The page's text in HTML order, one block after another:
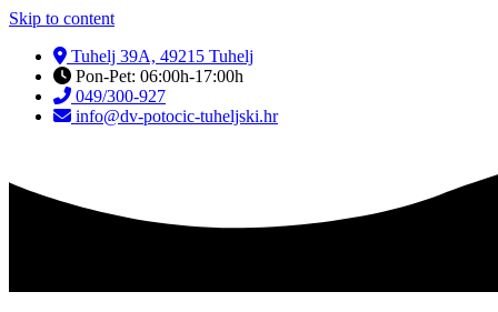
Skip to content
Tuhelj 39A, 49215 Tuhelj
Pon-Pet: 06:00h-17:00h
049/300-927
info@dv-potocic-tuheljski.hr